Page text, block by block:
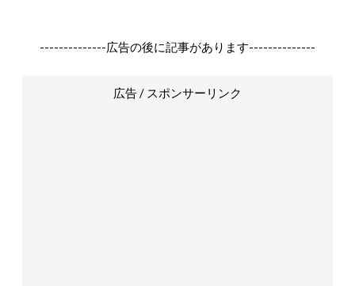
--------------広告の後に記事があります--------------
広告 / スポンサーリンク